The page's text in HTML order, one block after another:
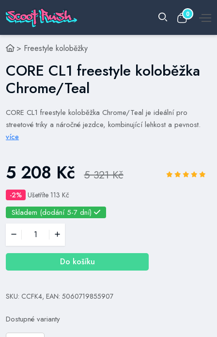
0
> Freestyle koloběžky
CORE CL1 freestyle koloběžka
Chrome/Teal
CORE CL1 freestyle koloběžka Chrome/Teal je ideální pro
streetové triky a náročné jezdce, kombinující lehkost a pevnost.
více
5 208 Kč 5 321 Kč
-2% Ušetříte 113 Kč
Skladem (dodání 5-7 dní)
Do košíku
SKU: CCFK4, EAN: 5060719855907
Dostupné varianty